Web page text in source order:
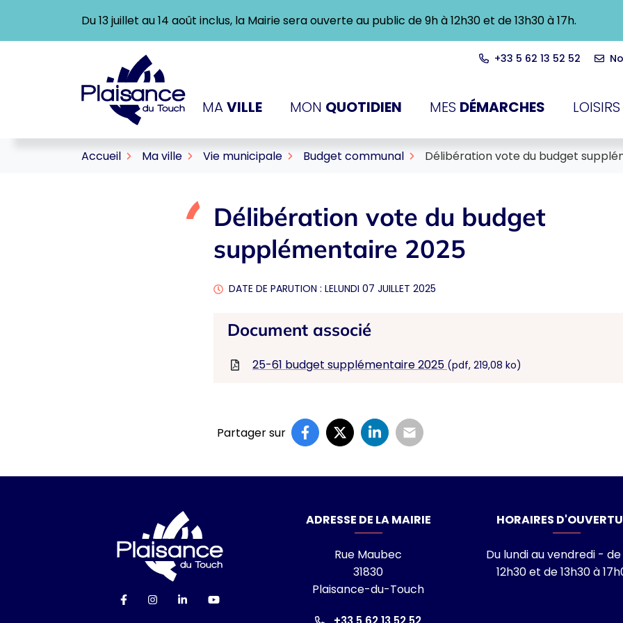
contenu
Du 13 juillet au 14 août inclus, la Mairie sera ouverte au public de 9h à 12h30 et de 13h30 à 17h.
+33 5 62 13 52 52
Logo Ville de Plaisance-du-Touch
MAVILLE MON QUOTIDIEN MES DÉMARCHES LOISIRS
Accueil Ma ville Vie municipale Budget communal Délibération vote du budget
Délibération vote du budget
supplémentaire 2025
DATE DE PARUTION : LELUNDI 07 JUILLET 2025
Document associé
25-61 budget supplémentaire 2025 (pdf, 219,08 ko)
Partager sur
Logo Ville de Plaisance-du-Touch
Lien vers le compte Facebook
Lien vers le compte Instagram
Lien vers le compte Linkedin
Lien vers la chaîne Youtube
ADRESSE DE LA MAIRIE
Rue Maubec
31830
Plaisance-du-Touch
HORAIRES
Du lundi au vendredi -
12h30 et de 13h30 à